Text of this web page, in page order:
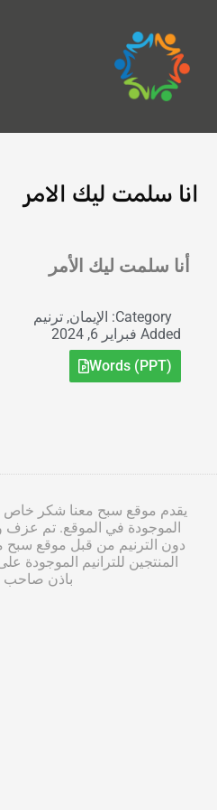
المحتوى
انا سلمت ليك الامر
أنا سلمت ليك الأمر
Category: الإيمان, ترنيم
Added فبراير 6, 2024
Words (PPT)
يقدم موقع سبح معنا شكر خاص
الموجودة في الموقع. تم عزف و
دون الترنيم من قبل موقع سبح
المنتجين للترانيم الموجودة
باذن صاحب